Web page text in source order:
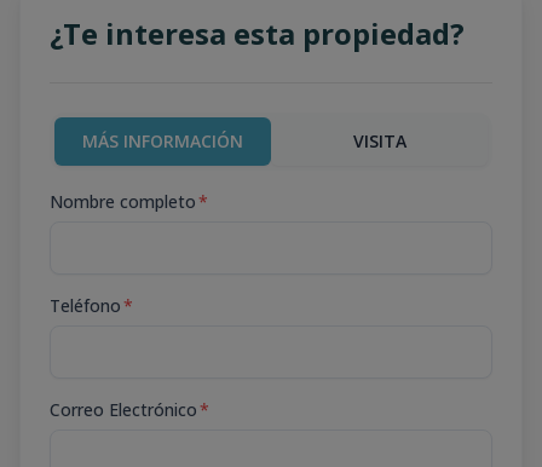
¿Te interesa esta propiedad?
MÁS INFORMACIÓN VISITA
Nombre completo*
Teléfono*
Correo Electrónico*